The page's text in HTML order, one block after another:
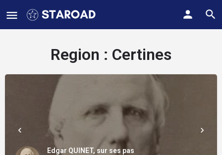
Region : Certines
Edgar QUINET, sur ses pas